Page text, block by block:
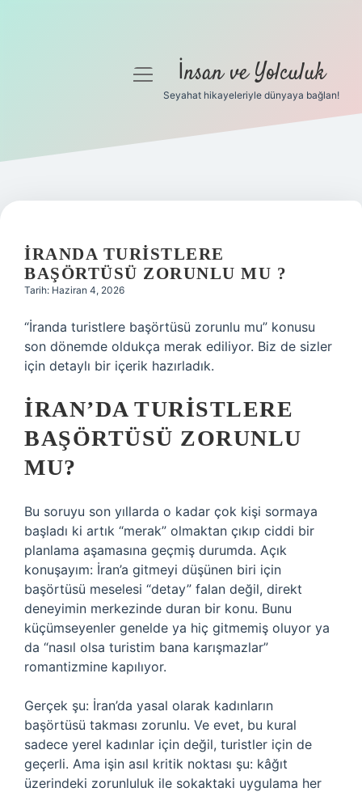
Gizlilik Politikası
Yasal Uyarı
menüyü İnsan ve Yolculuk
Seyahat hikayeleriyle dünyaya bağlan!
İRANDA TURISTLERE
BAŞÖRTÜSÜ ZORUNLU MU ?
Tarih: Haziran 4, 2026
“İranda turistlere başörtüsü zorunlu mu” konusu
son dönemde oldukça merak ediliyor. Biz de sizler
için detaylı bir içerik hazırladık.
İRAN’DA TURISTLERE
BAŞÖRTÜSÜ ZORUNLU
MU?
Bu soruyu son yıllarda o kadar çok kişi sormaya
başladı ki artık “merak” olmaktan çıkıp ciddi bir
planlama aşamasına geçmiş durumda. Açık
konuşayım: İran’a gitmeyi düşünen biri için
başörtüsü meselesi “detay” falan değil, direkt
deneyimin merkezinde duran bir konu. Bunu
küçümseyenler genelde ya hiç gitmemiş oluyor ya
da “nasıl olsa turistim bana karışmazlar”
romantizmine kapılıyor.
Gerçek şu: İran’da yasal olarak kadınların
başörtüsü takması zorunlu. Ve evet, bu kural
sadece yerel kadınlar için değil, turistler için de
geçerli. Ama işin asıl kritik noktası şu: kâğıt
üzerindeki zorunluluk ile sokaktaki uygulama her